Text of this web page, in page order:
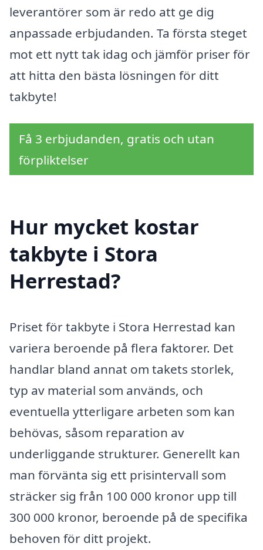
leverantörer som är redo att ge dig
anpassade erbjudanden. Ta första steget
mot ett nytt tak idag och jämför priser för
att hitta den bästa lösningen för ditt
takbyte!
Få 3 erbjudanden, gratis och utan
förpliktelser
Hur mycket kostar
takbyte i Stora
Herrestad?
Priset för takbyte i Stora Herrestad kan
variera beroende på flera faktorer. Det
handlar bland annat om takets storlek,
typ av material som används, och
eventuella ytterligare arbeten som kan
behövas, såsom reparation av
underliggande strukturer. Generellt kan
man förvänta sig ett prisintervall som
sträcker sig från 100 000 kronor upp till
300 000 kronor, beroende på de specifika
behoven för ditt projekt.